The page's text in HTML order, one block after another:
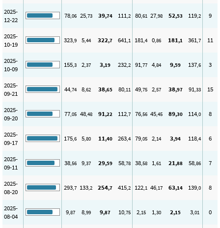
2025-
12-22
78,06 25,73 39,74 111,2 80,61 27,98 52,53 119,2 9
2025-
10-19
323,9 5,44 322,7 641,1 181,4 0,86 181,1 361,7 11
2025-
10-09
155,3 2,37 3,19 232,2 91,77 4,84 9,59 137,6 3
2025-
09-21
44,74 8,62 38,65 80,11 49,75 2,57 38,97 91,33 15
2025-
09-20
77,05 48,48 91,22 112,7 76,56 45,45 89,30 114,0 8
2025-
09-17
175,6 5,80 11,40 263,4 79,05 2,14 3,94 118,4 6
2025-
09-11
38,56 9,37 29,59 58,78 38,58 1,61 21,88 58,86 7
2025-
08-20
293,7 133,2 254,7 415,2 122,1 46,17 63,14 139,0 8
2025-
08-04
9,87 8,99 9,87 10,75 2,15 1,30 2,15 3,01 0